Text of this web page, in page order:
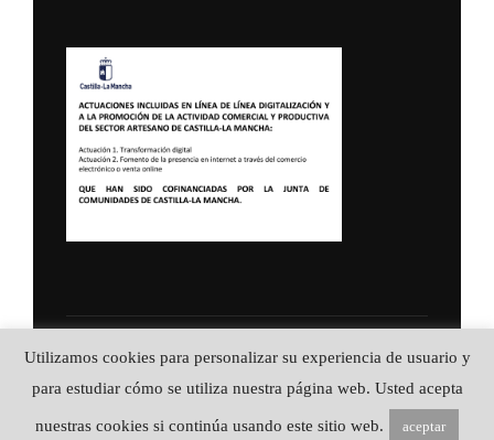
Política de Privacidad
Copyright © 2026 ALFA CUCHILLERIA ::
Utilizamos cookies para personalizar su experiencia de usuario y
para estudiar cómo se utiliza nuestra página web. Usted acepta
nuestras cookies si continúa usando este sitio web. aceptar